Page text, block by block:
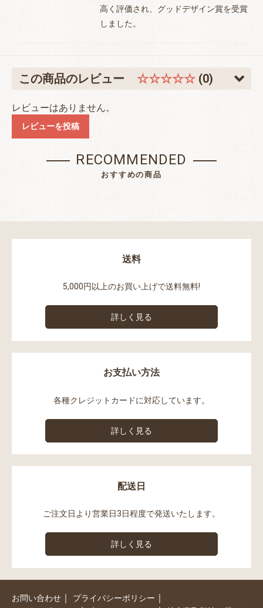
高く評価され、グッドデザイン賞を受賞
しました。
この商品のレビュー ☆☆☆☆☆ (0)
レビューはありません。
レビューを投稿
RECOMMENDED
おすすめの商品
送料
5,000円以上のお買い上げで送料無料!
詳しく見る
お支払い方法
各種クレジットカードに対応しています。
詳しく見る
配送日
ご注文日より営業日3日程度で発送いたします。
詳しく見る
お問い合わせ ｜ プライバシーポリシー ｜